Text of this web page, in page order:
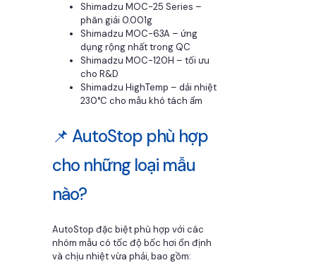
Shimadzu MOC-25 Series –
phân giải 0.001g
Shimadzu MOC-63A – ứng
dụng rộng nhất trong QC
Shimadzu MOC-120H – tối ưu
cho R&D
Shimadzu HighTemp – dải nhiệt
230°C cho mẫu khó tách ẩm
📌 AutoStop phù hợp
cho những loại mẫu
nào?
AutoStop đặc biệt phù hợp với các
nhóm mẫu có tốc độ bốc hơi ổn định
và chịu nhiệt vừa phải, bao gồm: